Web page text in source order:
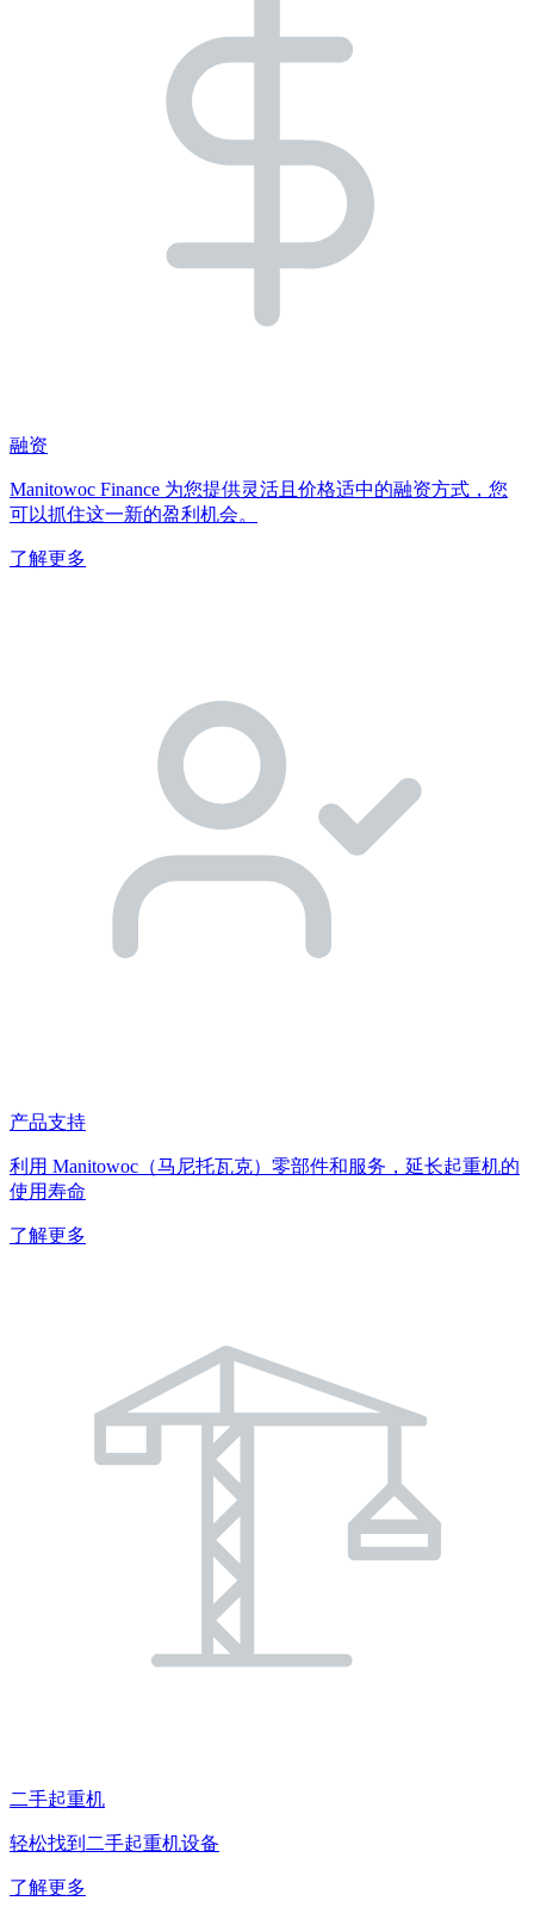
融资
Manitowoc Finance 为您提供灵活且价格适中的融资方式，您
可以抓住这一新的盈利机会。
了解更多
产品支持
利用 Manitowoc（马尼托瓦克）零部件和服务，延长起重机的
使用寿命
了解更多
二手起重机
轻松找到二手起重机设备
了解更多